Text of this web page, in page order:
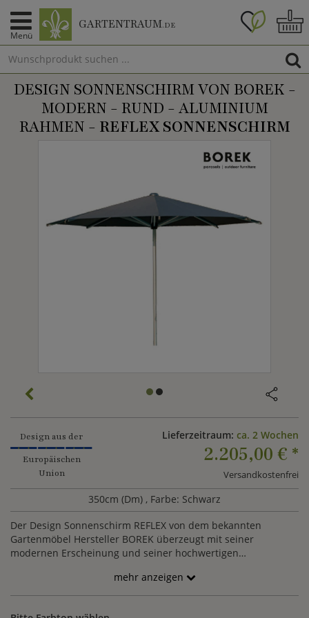
Menü
GARTENTRAUM.DE
DESIGN SONNENSCHIRM VON BOREK -
MODERN - RUND - ALUMINIUM
RAHMEN - REFLEX SONNENSCHIRM
Design aus der
Europäischen
Union
Lieferzeitraum: ca. 2 Wochen
2.205,00 € *
Versandkostenfrei
350cm (Dm) , Farbe: Schwarz
Der Design Sonnenschirm REFLEX von dem bekannten
Gartenmöbel Hersteller BOREK überzeugt mit seiner
modernen Erscheinung und seiner hochwertigen
Gestell und ein rundes Tuch aus robustem Sunbrella-Stoff.
Der Sonnenschirm ist wasserabweisend, UV-undurchlässig
mehr anzeigen